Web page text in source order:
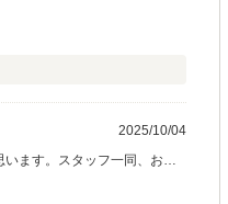
2025/10/04
ます。スタッフ一同、お客